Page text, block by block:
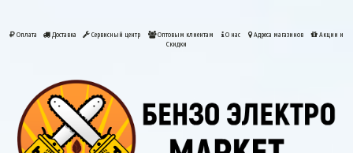
Оплата Доставка Сервисный центр Оптовым клиентам О нас Адреса магазинов
Акции и
Скидки